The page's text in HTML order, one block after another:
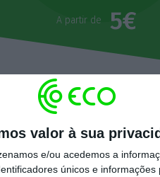
valor à sua
e/ou acedemos a
únicos e
A partir de 5€
Assinar
Veja todos os planos
Se já é assinante,Faça Login
Proxima